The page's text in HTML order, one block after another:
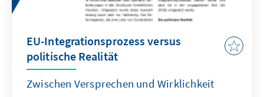
EU-Integrationsprozess versus
politische Realität
Zwischen Versprechen und Wirklichkeit